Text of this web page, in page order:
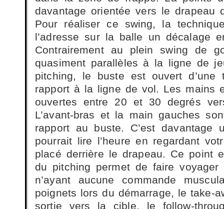
davantage orientée vers le drapeau
Pour réaliser ce swing, la
l’adresse sur la balle un décalage
Contrairement au plein swing de
quasiment parallèles à la ligne de
pitching, le buste est ouvert d’une
rapport à la ligne de vol. Les mains
ouvertes entre 20 et 30 degrés
L’avant-bras et la main gauches
rapport au buste. C’est
pourrait lire l’heure en regardant
placé derrière le drapeau. Ce point
du pitching permet de faire
n’ayant aucune commande
poignets lors du démarrage, le take-
sortie vers la cible, le follow-